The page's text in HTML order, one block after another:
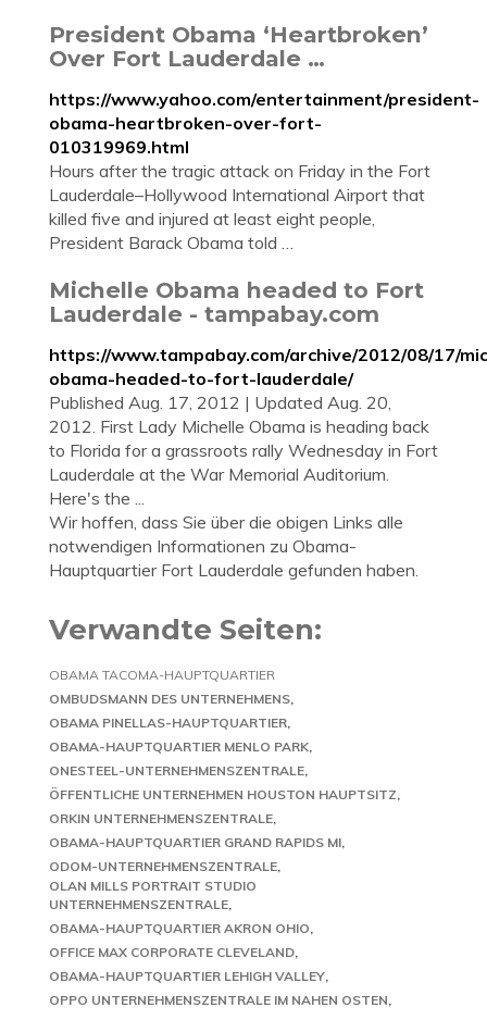
President Obama ‘Heartbroken’
Over Fort Lauderdale …
https://www.yahoo.com/entertainment/president-
obama-heartbroken-over-fort-
010319969.html
Hours after the tragic attack on Friday in the Fort
Lauderdale–Hollywood International Airport that
killed five and injured at least eight people,
President Barack Obama told …
Michelle Obama headed to Fort
Lauderdale - tampabay.com
https://www.tampabay.com/archive/2012/08/17/
obama-headed-to-fort-lauderdale/
Published Aug. 17, 2012 | Updated Aug. 20,
2012. First Lady Michelle Obama is heading back
to Florida for a grassroots rally Wednesday in Fort
Lauderdale at the War Memorial Auditorium.
Here's the ...
Wir hoffen, dass Sie über die obigen Links alle
notwendigen Informationen zu Obama-
Hauptquartier Fort Lauderdale gefunden haben.
Verwandte Seiten:
OBAMA TACOMA-HAUPTQUARTIER
OMBUDSMANN DES UNTERNEHMENS
OBAMA PINELLAS-HAUPTQUARTIER
OBAMA-HAUPTQUARTIER MENLO PARK
ONESTEEL-UNTERNEHMENSZENTRALE
ÖFFENTLICHE UNTERNEHMEN HOUSTON HAUPTSITZ
ORKIN UNTERNEHMENSZENTRALE
OBAMA-HAUPTQUARTIER GRAND RAPIDS MI
ODOM-UNTERNEHMENSZENTRALE
OLAN MILLS PORTRAIT STUDIO
UNTERNEHMENSZENTRALE
OBAMA-HAUPTQUARTIER AKRON OHIO
OFFICE MAX CORPORATE CLEVELAND
OBAMA-HAUPTQUARTIER LEHIGH VALLEY
OPPO UNTERNEHMENSZENTRALE IM NAHEN OSTEN